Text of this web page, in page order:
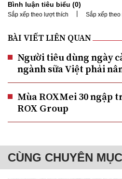
Bình luận tiêu biểu (0)
Sắp xếp theo lượt thích | Sắp xếp theo
BÀI VIẾT LIÊN QUAN
Người tiêu dùng ngày
ngành sữa Việt phải
Mùa ROXMei 30 ngập
ROX Group
CÙNG CHUYÊN MỤC